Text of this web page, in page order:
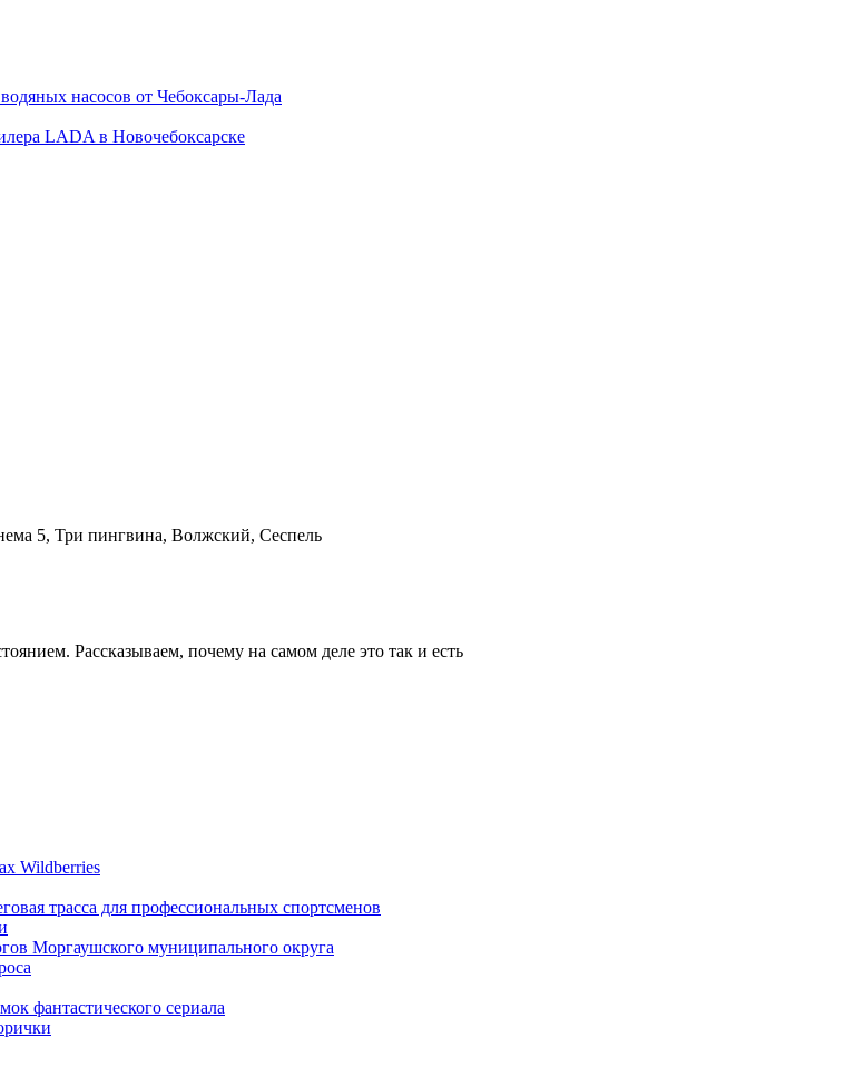
насосов от Чебоксары-Лада
LADA в Новочебоксарске
5, Три пингвина, Волжский, Сеспель
Рассказываем, почему на самом деле это так и есть
Wildberries
трасса для профессиональных спортсменов
Моргаушского муниципального округа
фантастического сериала